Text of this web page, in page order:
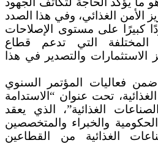
الأمن الغذائي، وفي هذا الصدد
كبيرًا على مستوى الإصلاحات
المختلفة التي تدعم قطاع
الاستثمارات والتصدير في هذا
فعاليات المؤتمر السنوي
تحت عنوان “الاستدامة
الغذائية”، الذي يعقد
والخبراء والمتخصصين
الغذائية من القطاعين